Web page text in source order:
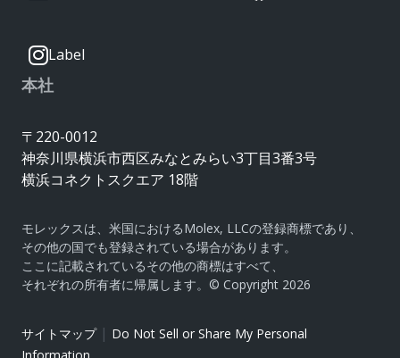
Label
本社
〒220-0012
神奈川県横浜市西区みなとみらい3丁目3番3号
横浜コネクトスクエア 18階
モレックスは、米国におけるMolex, LLCの登録商標であり、
その他の国でも登録されている場合があります。
ここに記載されているその他の商標はすべて、
それぞれの所有者に帰属します。© Copyright 2026
サイトマップ| Do Not Sell or Share My Personal
Information